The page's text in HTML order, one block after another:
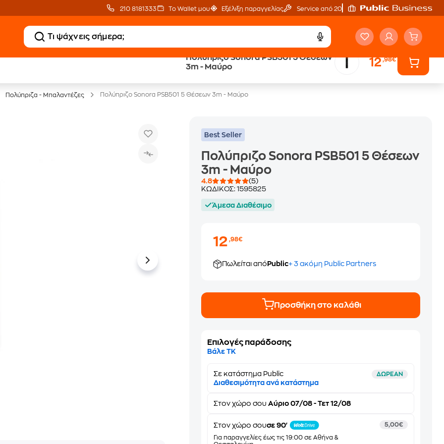
210 8181333 Το Wallet μου Εξέλιξη παραγγελίας Service από 20'
Πολύπριζο Sonora PSB501 5 Θέσεων
3m - Μαύρο
12,98€
Πολύπριζα - Μπαλαντέζες Πολύπριζο Sonora PSB501 5 Θέσεων 3m - Μαύρο
Best Seller
Πολύπριζο Sonora PSB501 5 Θέσεων
3m - Μαύρο
4.8
(5)
ΚΩΔΙΚΟΣ:1595825
Άμεσα Διαθέσιμο
12,98€
Πωλείται από Public+ 3 ακόμη Public Partners
Προσθήκη στο καλάθι
Επιλογές παράδοσης
Βάλε ΤΚ
Σε κατάστημα Public ΔΩΡΕΑΝ
Διαθεσιμότητα ανά κατάστημα
Στονχώρο σου Αύριο 07/08 - Τετ 12/08
Στον χώρο σουσε 90'
Για παραγγελίες έως τις 19:00 σε Αθήνα &
5,00€